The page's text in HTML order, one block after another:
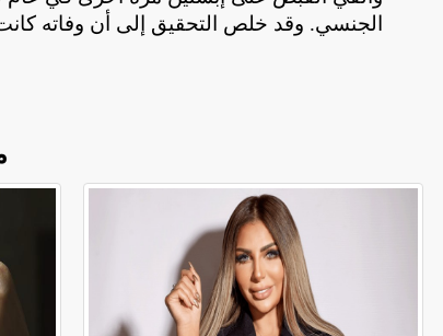
الجنسي. وقد خلص التحقيق إلى أن وفاته كانت